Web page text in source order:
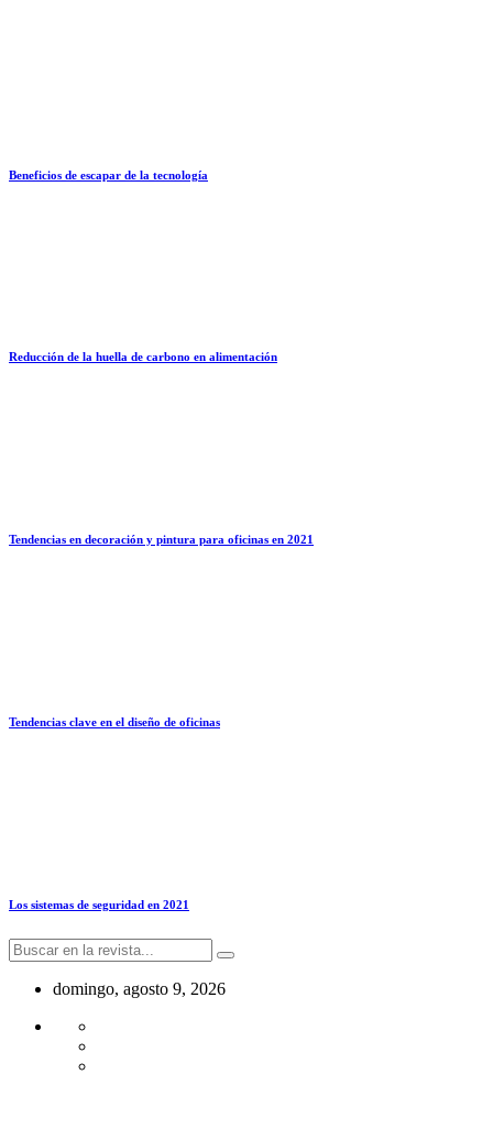
Beneficios de escapar de la tecnología
Reducción de la huella de carbono en alimentación
Tendencias en decoración y pintura para oficinas en 2021
Tendencias clave en el diseño de oficinas
Los sistemas de seguridad en 2021
domingo, agosto 9, 2026